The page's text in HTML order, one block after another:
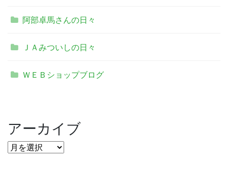
阿部卓馬さんの日々
ＪＡみついしの日々
ＷＥＢショップブログ
アーカイブ
ア